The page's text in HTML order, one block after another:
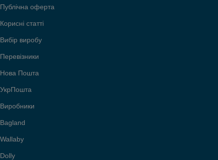
Публічна оферта
Корисні статті
Вибір виробу
Перевізники
Нова Пошта
УкрПошта
Виробники
Bagland
Wallaby
Dolly